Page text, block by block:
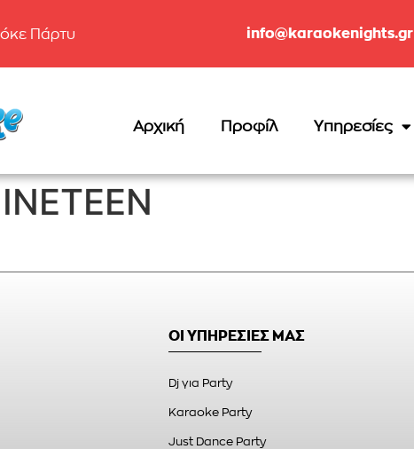
Πάρτυ info@karaokenights.gr
Αρχική Προφίλ Υπηρεσίες
ΟΙ ΥΠΗΡΕΣΙΕΣ ΜΑΣ
Dj για Party
Karaoke Party
Just Dance Party